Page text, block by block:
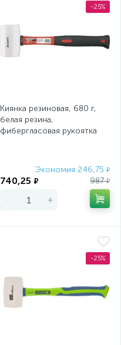
-25%
Киянка резиновая, 680 г,
белая резина,
фибергласовая рукоятка
Экономия 246,75 ₽
740,25 ₽ 987₽
- +
-25%